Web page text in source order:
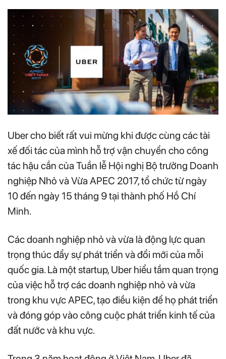
Uber cho biết rất vui mừng khi được cùng các tài
xế đối tác của mình hỗ trợ vận chuyển cho công
tác hậu cần của Tuần lễ Hội nghị Bộ trưởng Doanh
nghiệp Nhỏ và Vừa APEC 2017, tổ chức từ ngày
10 đến ngày 15 tháng 9 tại thành phố Hồ Chí
Minh.
Các doanh nghiệp nhỏ và vừa là động lực quan
trọng thúc đẩy sự phát triển và đổi mới của mỗi
quốc gia. Là một startup, Uber hiểu tầm quan trọng
của việc hỗ trợ các doanh nghiệp nhỏ và vừa
trong khu vực APEC, tạo điều kiện để họ phát triển
và đóng góp vào công cuộc phát triển kinh tế của
đất nước và khu vực.